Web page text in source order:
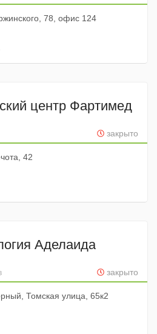
78, офис 124
центр Фартимед
закрыто
42
Аделаида
закрыто
Томская улица, 65к2